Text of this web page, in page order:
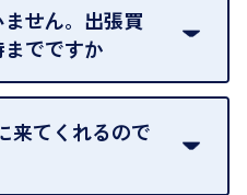
様への迷惑となることが考
せん。出張買
でですか
から19時です。
量によっては対応させてい
来てくれるので